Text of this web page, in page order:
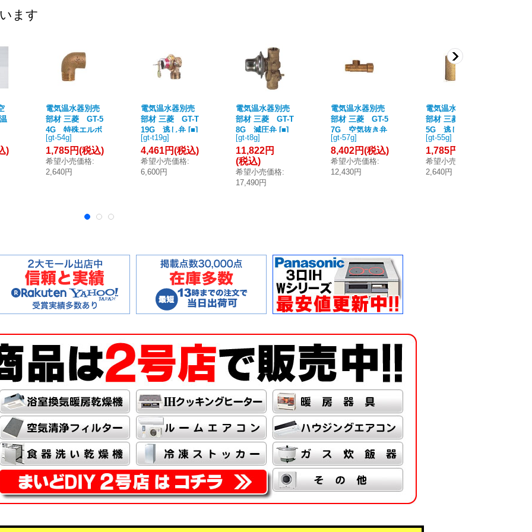
ます
)
電気温水器別売
部材 三菱 GT-5
4G 特殊エルボ
[■]
[gt-54g]
1,785円(税込)
希望小売価格:
2,640円
電気温水器別売
部材 三菱 GT-T
19G 逃し弁 [■]
[gt-t19g]
4,461円(税込)
希望小売価格:
6,600円
電気温水器別売
部材 三菱 GT-T
8G 減圧弁 [■]
[gt-t8g]
11,822円
(税込)
希望小売価格:
17,490円
電気温水器別売
部材 三菱 GT-5
7G 空気抜き弁
特殊チーズ [■]
[gt-57g]
8,402円(税込)
希望小売価格:
12,430円
電気温水器別売
部材 三菱 GT-5
5G 逃し弁特殊
チーズ [■]
[gt-55g]
1,785円
希望小売価格
2,640円